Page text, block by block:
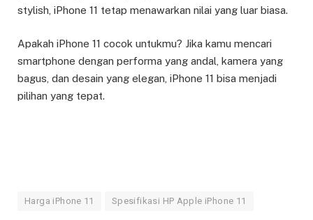
stylish, iPhone 11 tetap menawarkan nilai yang luar biasa.
Apakah iPhone 11 cocok untukmu? Jika kamu mencari
smartphone dengan performa yang andal, kamera yang
bagus, dan desain yang elegan, iPhone 11 bisa menjadi
pilihan yang tepat.
Harga iPhone 11 Spesifikasi HP Apple iPhone 11